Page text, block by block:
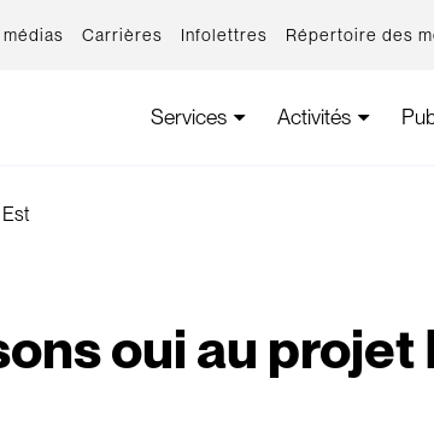
Carrières Infolettres Répertoire des
Services Activités
oui au projet